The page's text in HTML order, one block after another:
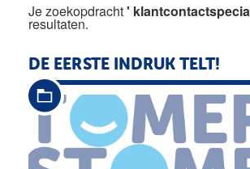
Je zoekopdracht'
resultaten.
DE EERSTE INDRUK TELT!